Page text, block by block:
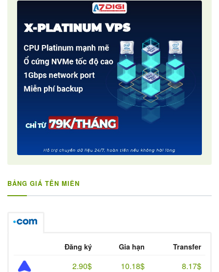
BẢNG GIÁ TÊN MIỀN
Đăng ký Gia hạn Transfer
2.90$ 10.18$
8.17$